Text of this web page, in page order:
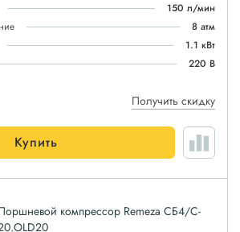
150 л/мин
8 атм
1.1 кВт
220 В
Получить скидку
Купить
компрессор Remeza СБ4/C-